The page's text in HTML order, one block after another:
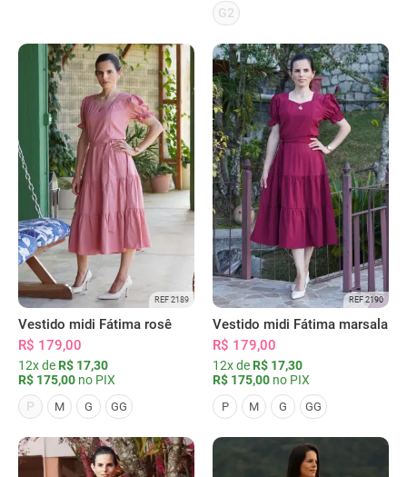
G2
REF 2189
Vestido midi Fátima rosê
R$ 179,00
12x de R$ 17,30
R$ 175,00 no PIX
P
M G GG
REF 2190
Vestido midi Fátima marsala
R$ 179,00
12x de R$ 17,30
R$ 175,00 no PIX
P M G GG